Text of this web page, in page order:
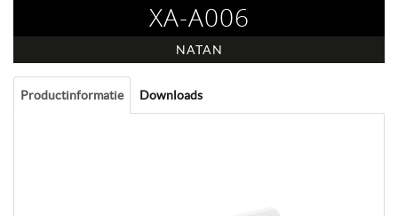
XA-A006
NATAN
Productinformatie Downloads